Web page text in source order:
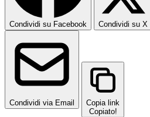
Condividi su Facebook Condividi su X
Condividi via Email
Copia link
Copiato!